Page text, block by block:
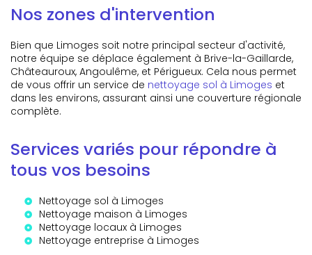
Nos zones d'intervention
Bien que Limoges soit notre principal secteur d'activité,
notre équipe se déplace également à Brive-la-Gaillarde,
Châteauroux, Angoulême, et Périgueux. Cela nous permet
de vous offrir un service de nettoyage sol à Limoges et
dans les environs, assurant ainsi une couverture régionale
complète.
Services variés pour répondre à
tous vos besoins
Nettoyage sol à Limoges
Nettoyage maison à Limoges
Nettoyage locaux à Limoges
Nettoyage entreprise à Limoges